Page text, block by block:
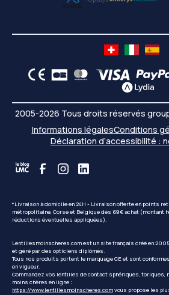
2005-2026 Tous droits réservés
Informations légalesConditions
Déclaration d’accessibilité :
*Livraison à domicile en 24H - Livraison offerte en points
métropolitaine, Corse et Belgique dès 69€ achat (montant
réductions éventuelles appliquées).
Lentillesmoinscheres.com est un site français créé en
et géré par des opticiens diplômés.
Tous nos produits portent le marquage CE et sont
en vigueur.
Commandez vos lentilles de contact sphériques, toriques,
moins chères en ligne :
https://www.lentillesmoinscheres.comvous propose les